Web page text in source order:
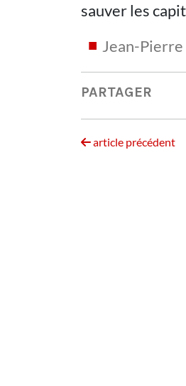
sauver les
Jean-
PARTAGER
article précédent